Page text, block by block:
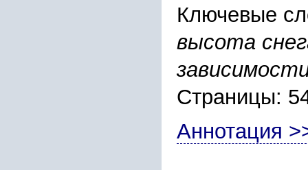
Ключевые
высота
Страницы:
Аннотация